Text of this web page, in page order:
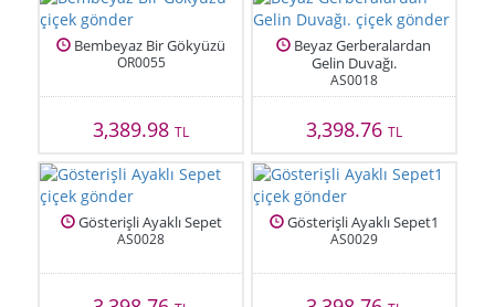
Bembeyaz Bir Gökyüzü
OR0055
3,389.98TL
Beyaz Gerberalardan
Gelin Duvağı.
AS0018
3,398.76 TL
Gösterişli Ayaklı Sepet
AS0028
Gösterişli Ayaklı Sepet1
AS0029